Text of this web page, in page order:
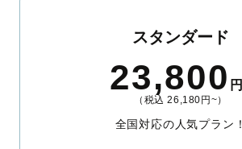
スタンダード
23,800
（税込 26,180円~）
全国対応の人気プラン！